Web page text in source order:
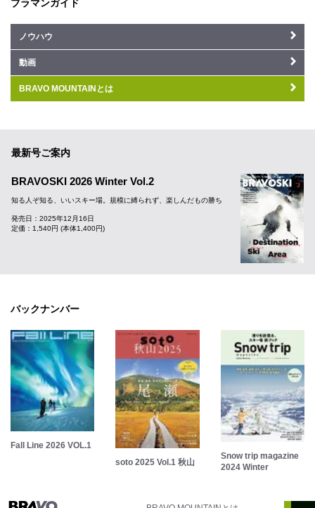
ブラマンガイド
ノウハウ
動画
BRAVO MOUNTAINとは
最新号ご案内
BRAVOSKI 2026 Winter Vol.2
知る人ぞ知る、いいスキー場。規模に縛られず、楽しんだもの勝ち
発売日：2025年12月16日
定価：1,540円 (本体1,400円)
バックナンバー
Fall Line 2026 VOL.1
soto 2025 Vol.1 秋山
Snow trip magazine
2024 Winter